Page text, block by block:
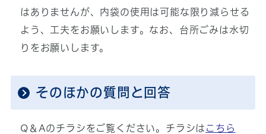
はありませんが、内袋の使用は可能な限り減らせる
よう、工夫をお願いします。なお、台所ごみは水切
りをお願いします。
そのほかの質問と回答
Q＆Aのチラシをご覧ください。チラシは こちら